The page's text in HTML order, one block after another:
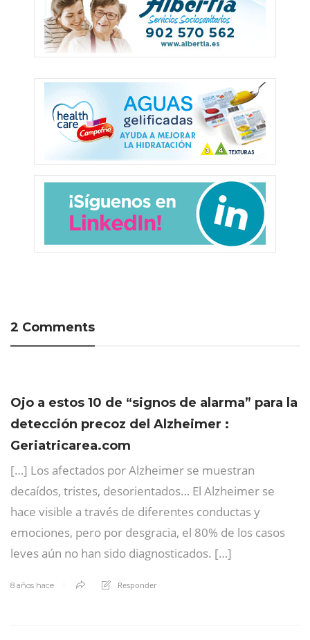
2 Comments
Ojo a estos 10 de “signos de alarma” para la
detección precoz del Alzheimer :
Geriatricarea.com
[…] Los afectados por Alzheimer se muestran
decaídos, tristes, desorientados… El Alzheimer se
hace visible a través de diferentes conductas y
emociones, pero por desgracia, el 80% de los casos
leves aún no han sido diagnosticados. […]
8 años hace Responder